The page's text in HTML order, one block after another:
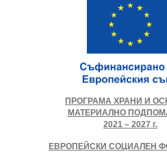
ПРОГРАМА ХРАНИ И
МАТЕРИАЛНО
2021 – 2027 г.
ЕВРОПЕЙСКИ СОЦИАЛЕН